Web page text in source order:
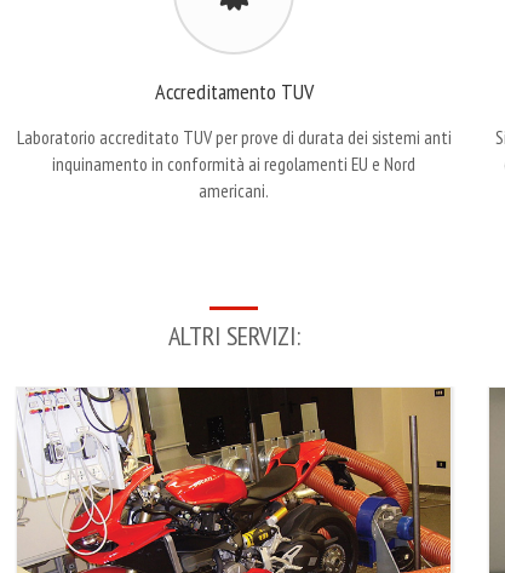
Accreditamento TUV
Laboratorio accreditato TUV per prove di durata dei sistemi anti
inquinamento in conformità ai regolamenti EU e Nord
americani.
ALTRI SERVIZI: